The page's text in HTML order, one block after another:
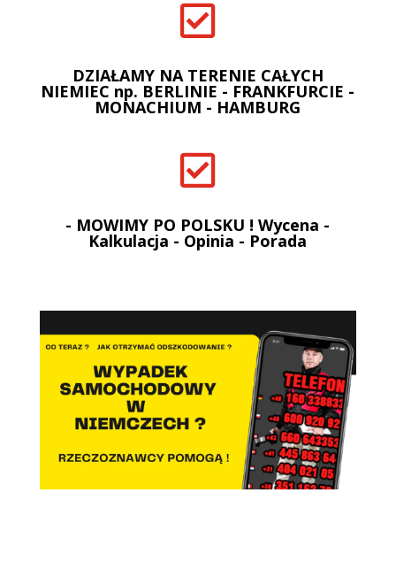

DZIAŁAMY NA TERENIE CAŁYCH
NIEMIEC np. BERLINIE - FRANKFURCIE -
MONACHIUM - HAMBURG

- MOWIMY PO POLSKU ! Wycena -
Kalkulacja - Opinia - Porada